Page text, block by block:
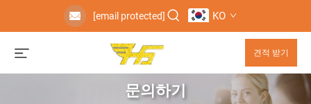
[email protected] KO
견적 받기
문의하기